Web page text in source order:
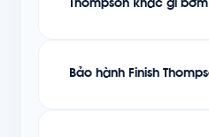
Thompson khác gì
Bảo hành Finish